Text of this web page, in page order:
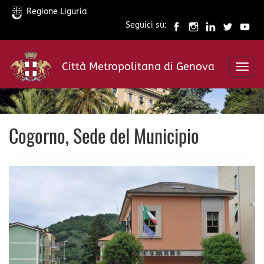
Salta
contenuto
principale
Regione Liguria
Seguici su:
Città Metropolitana di Genova
Cogorno, Sede del Municipio